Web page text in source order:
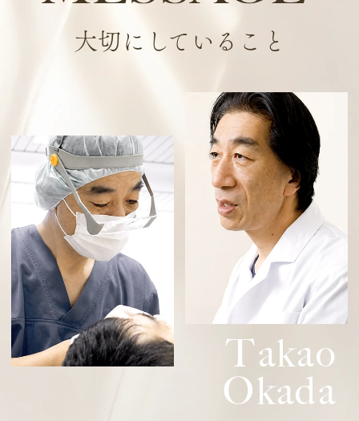
大切にしていること
Takao
Okada